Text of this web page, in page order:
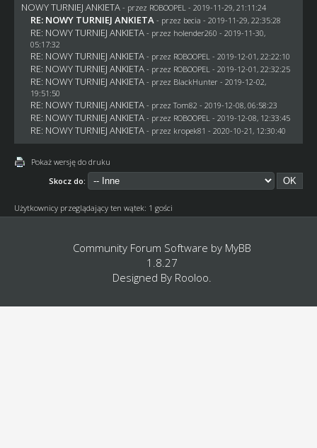
NOWY TURNIEJ ANKIETA - przez ROBOOPEL- 2019-11-29, 21:11:24
RE: NOWY TURNIEJ ANKIETA - przez becia - 2019-11-29, 22:35:28
RE: NOWY TURNIEJ ANKIETA - przez holender260 - 2019-11-30,
05:17:32
RE: NOWY TURNIEJ ANKIETA - przez ROBOOPEL- 2019-12-01, 22:22:10
RE: NOWY TURNIEJ ANKIETA - przez ROBOOPEL- 2019-12-01, 22:32:25
RE: NOWY TURNIEJ ANKIETA - przez BlackHunter- 2019-12-02,
19:51:50
RE: NOWY TURNIEJ ANKIETA - przezTom82 - 2019-12-08, 06:58:23
RE: NOWY TURNIEJ ANKIETA - przez ROBOOPEL- 2019-12-08, 12:33:45
RE: NOWY TURNIEJ ANKIETA - przez kropek81 - 2020-10-21, 12:30:40
Pokaż wersję do druku
Skocz do:
Użytkownicy przeglądający ten wątek: 1 gości
Community Forum Software by MyBB
1.8.27
Designed By Rooloo.